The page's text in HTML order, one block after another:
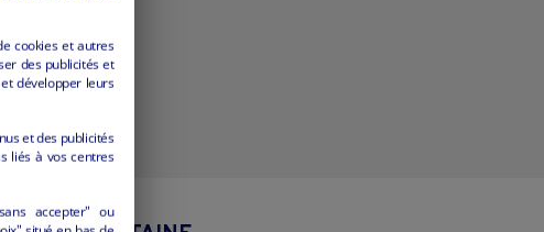
cookies et autres
des publicités et
développer leurs
et des publicités
liés à vos centres
accepter" ou